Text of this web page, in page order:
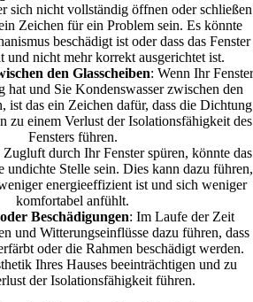
sich nicht vollständig öffnen oder schließen
Zeichen für ein Problem sein. Es könnte
beschädigt ist oder dass das Fenster
und nicht mehr korrekt ausgerichtet ist.
den Glasscheiben: Wenn Ihr Fenster
hat und Sie Kondenswasser zwischen den
ist das ein Zeichen dafür, dass die Dichtung
zu einem Verlust der Isolationsfähigkeit des
Fensters führen.
durch Ihr Fenster spüren, könnte das
undichte Stelle sein. Dies kann dazu führen,
energieeffizient ist und sich weniger
komfortabel anfühlt.
Beschädigungen: Im Laufe der Zeit
und Witterungseinflüsse dazu führen, dass
oder die Rahmen beschädigt werden.
Ihres Hauses beeinträchtigen und zu
der Isolationsfähigkeit führen.